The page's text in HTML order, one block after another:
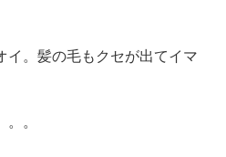
イ。髪の毛もクセが出てイマ
。